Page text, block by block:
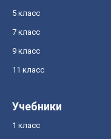
5 класс
7 класс
9 класс
11 класс
Учебники
1 класс